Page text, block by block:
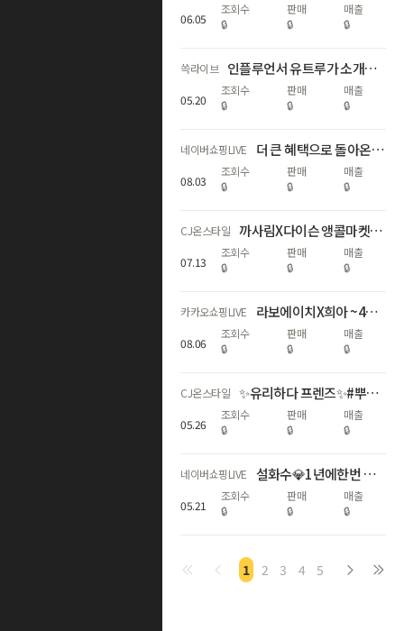
06.05
조회수
🔒
판매
🔒
매출
🔒
쓱라이브 인플루언서 유트루가 소개하는 에스티로더 NEW더블웨어 파운데이션! 스테디셀러 갈색병까지! 역대급 최저가로 소개합니다!
05.20
조회수
🔒
판매
🔒
매출
🔒
네이버쇼핑LIVE 더 큰 혜택으로 돌아온 르누베르 X 아랑, 최대 58% 할인
08.03
조회수
🔒
판매
🔒
매출
🔒
CJ온스타일 까사림X다이슨 앵콜마켓🤍 에어랩 코안다 2X 특가+트래블 파우치 증정!
07.13
조회수
🔒
판매
🔒
매출
🔒
카카오쇼핑LIVE 라보에이치X희아 ~46% 무더위 두피 쿨링 케어!
08.06
조회수
🔒
판매
🔒
매출
🔒
CJ온스타일 ✨유리하다 프렌즈✨#뿌리는 조명미스트! 동국제약 역작 CJ 최초론칭!
05.26
조회수
🔒
판매
🔒
매출
🔒
네이버쇼핑LIVE 설화수💎1년에한번 메가슈뷰위 최대혜택+Npay최대6%적립+한정판!
05.21
조회수
🔒
판매
🔒
매출
🔒
1 2 3 4 5